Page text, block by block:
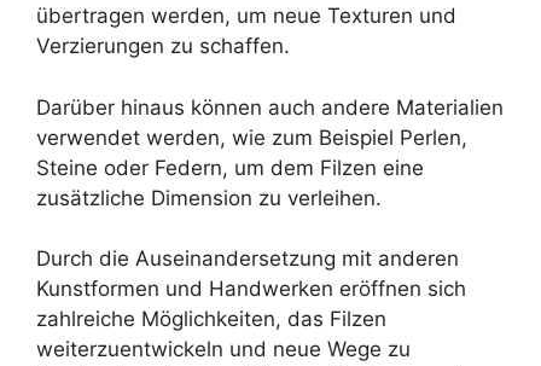
übertragen werden, um neue Texturen und
Verzierungen zu schaffen.
Darüber hinaus können auch andere Materialien
verwendet werden, wie zum Beispiel Perlen,
Steine oder Federn, um dem Filzen eine
zusätzliche Dimension zu verleihen.
Durch die Auseinandersetzung mit anderen
Kunstformen und Handwerken eröffnen sich
zahlreiche Möglichkeiten, das Filzen
weiterzuentwickeln und neue Wege zu